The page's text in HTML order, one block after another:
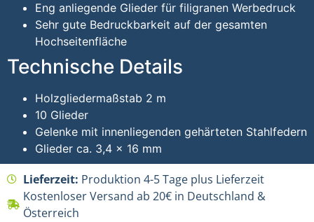
Eng anliegende Glieder für filigranen Werbedruck
Sehr gute Bedruckbarkeit auf der gesamten
Hochseitenfläche
Technische Details
Holzgliedermaßstab 2 m
10 Glieder
Gelenke mit innenliegenden gehärteten Stahlfedern
Glieder ca. 3,4 × 16 mm
Lieferzeit: Produktion 4-5 Tage plus Lieferzeit
Kostenloser Versand ab 20€ in Deutschland &
Österreich